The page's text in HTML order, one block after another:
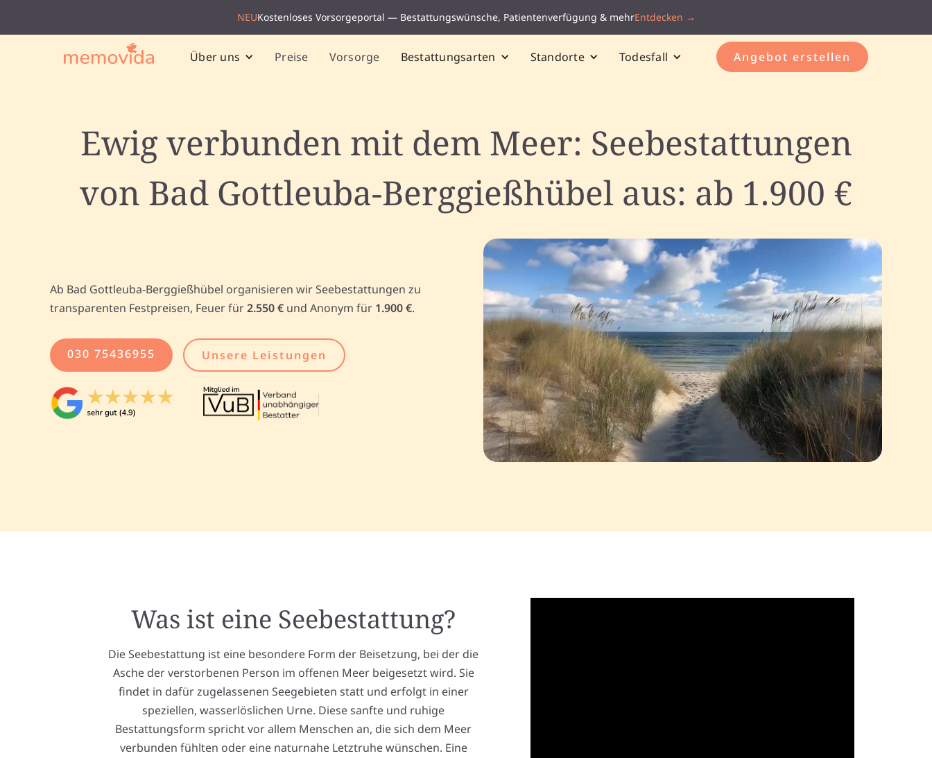
NEUKostenloses Vorsorgeportal — Bestattungswünsche, Patientenverfügung & mehrEntdecken →
Über uns Preise Vorsorge Bestattungsarten Standorte Todesfall Angebot erstellen
Ewig verbunden mit dem Meer: Seebestattungen
von Bad Gottleuba-Berggießhübel aus: ab 1.900 €
Ab Bad Gottleuba-Berggießhübel organisieren wir Seebestattungen zu
transparenten Festpreisen, Feuer für2.550 € und Anonym für 1.900 €.
030 75436955 Unsere Leistungen
Was ist eine Seebestattung?
Die Seebestattung ist eine besondere Form der Beisetzung, bei der die
Asche der verstorbenen Person im offenen Meer beigesetzt wird. Sie
findet in dafür zugelassenen Seegebieten statt und erfolgt in einer
speziellen, wasserlöslichen Urne. Diese sanfte und ruhige
Bestattungsform spricht vor allem Menschen an, die sich dem Meer
verbunden fühlten oder eine naturnahe Letztruhe wünschen. Eine